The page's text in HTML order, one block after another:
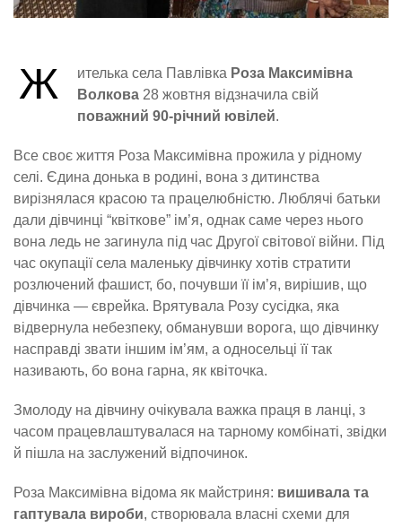
Ж ителька села Павлівка Роза Максимівна
Волкова 28 жовтня відзначила свій
поважний 90-річний ювілей.
Все своє життя Роза Максимівна прожила у рідному
селі. Єдина донька в родині, вона з дитинства
вирізнялася красою та працелюбністю. Люблячі батьки
дали дівчинці “квіткове” ім’я, однак саме через нього
вона ледь не загинула під час Другої світової війни. Під
час окупації села маленьку дівчинку хотів стратити
розлючений фашист, бо, почувши її ім’я, вирішив, що
дівчинка — єврейка. Врятувала Розу сусідка, яка
відвернула небезпеку, обманувши ворога, що дівчинку
насправді звати іншим ім’ям, а односельці її так
називають, бо вона гарна, як квіточка.
Змолоду на дівчину очікувала важка праця в ланці, з
часом працевлаштувалася на тарному комбінаті, звідки
й пішла на заслужений відпочинок.
Роза Максимівна відома як майстриня: вишивала та
гаптувала вироби, створювала власні схеми для